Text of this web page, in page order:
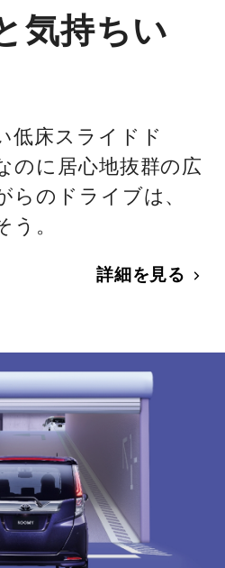
気持ちい
低床スライドド
のに居心地抜群の広
らのドライブは、
う。
詳細を見る